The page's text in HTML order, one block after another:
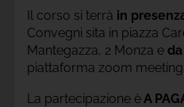
Il corso si terrà in
Convegni sita in piazza
Mantegazza, 2 Monza e
piattaforma zoom meeting.
La partecipazione èA